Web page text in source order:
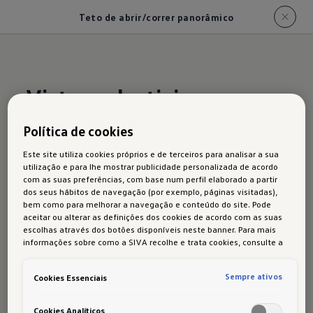
Teto de abrir/correr panorâmico
Vistas celestiais
Política de cookies
Este site utiliza cookies próprios e de terceiros para analisar a sua
utilização e para lhe mostrar publicidade personalizada de acordo
com as suas preferências, com base num perfil elaborado a partir
dos seus hábitos de navegação (por exemplo, páginas visitadas),
bem como para melhorar a navegação e conteúdo do site. Pode
aceitar ou alterar as definições dos cookies de acordo com as suas
escolhas através dos botões disponíveis neste banner. Para mais
informações sobre como a SIVA recolhe e trata cookies, consulte a
Cookies Essenciais Sempre ativos
Cookies Analíticos